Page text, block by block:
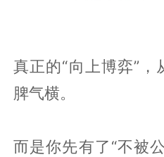
真正的“向上博弈”，
脾气横。
而是你先有了“不被